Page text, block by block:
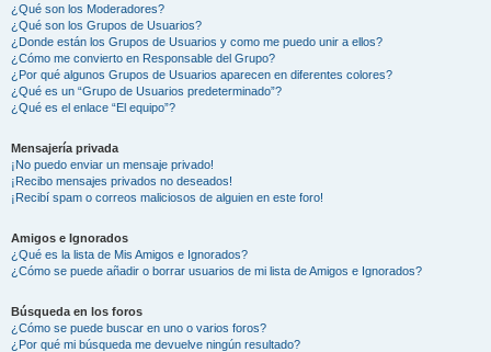
¿Qué son los Moderadores?
¿Qué son los Grupos de Usuarios?
¿Donde están los Grupos de Usuarios y como me puedo unir a ellos?
¿Cómo me convierto en Responsable del Grupo?
¿Por qué algunos Grupos de Usuarios aparecen en diferentes colores?
¿Qué es un “Grupo de Usuarios predeterminado”?
¿Qué es el enlace “El equipo”?
Mensajería privada
¡No puedo enviar un mensaje privado!
¡Recibo mensajes privados no deseados!
¡Recibí spam o correos maliciosos de alguien en este foro!
Amigos e Ignorados
¿Qué es la lista de Mis Amigos e Ignorados?
¿Cómo se puede añadir o borrar usuarios de mi lista de Amigos e Ignorados?
Búsqueda en los foros
¿Cómo se puede buscar en uno o varios foros?
¿Por qué mi búsqueda me devuelve ningún resultado?